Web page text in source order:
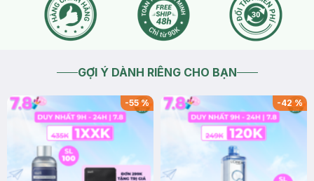
GỢI Ý DÀNH RIÊNG CHO BẠN
-55% -42%